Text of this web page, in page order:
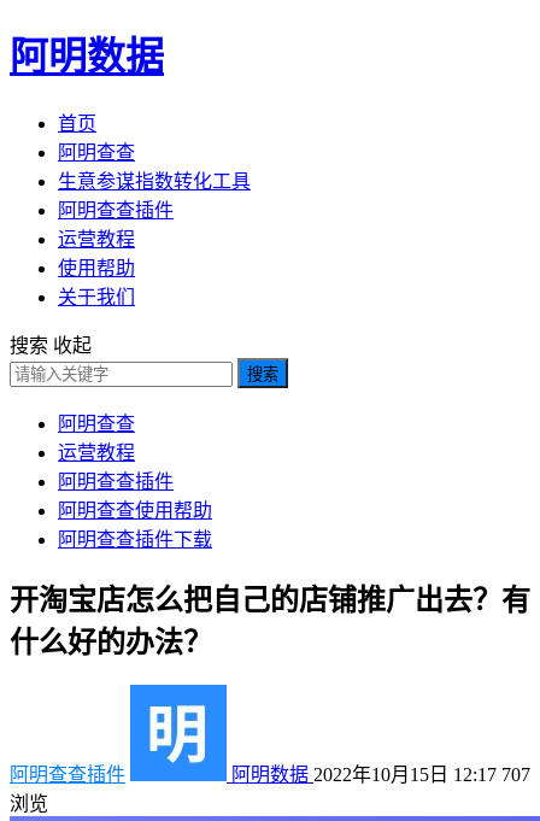
阿明数据
首页
阿明查查
生意参谋指数转化工具
阿明查查插件
运营教程
使用帮助
关于我们
搜索 收起
搜索
阿明查查
运营教程
阿明查查插件
阿明查查使用帮助
阿明查查插件下载
开淘宝店怎么把自己的店铺推广出去？有
什么好的办法？
阿明查查插件 阿明数据 2022年10月15日 12:17 707
浏览